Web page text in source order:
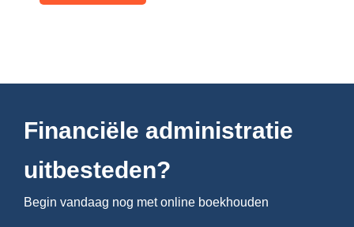
Financiële administratie
uitbesteden?
Begin vandaag nog met online boekhouden